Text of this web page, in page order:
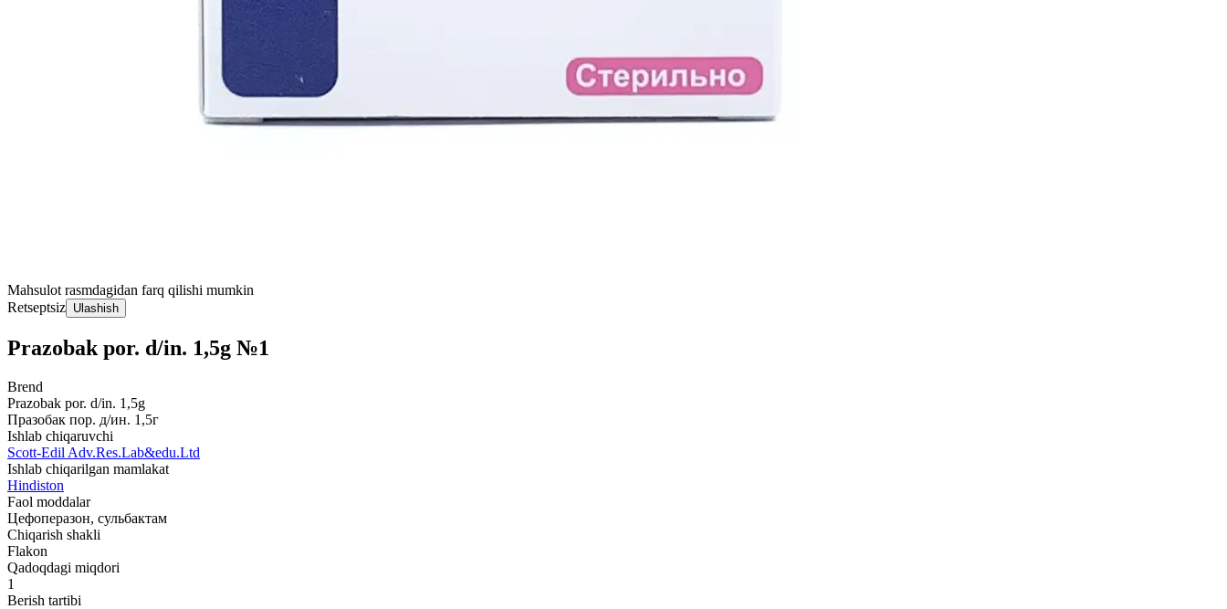
Mahsulot rasmdagidan farq qilishi mumkin
Retseptsiz Ulashish
Prazobak por. d/in. 1,5g №1
Brend
Prazobak por. d/in. 1,5g
Празобак пор. д/ин. 1,5г
Ishlab chiqaruvchi
Scott-Edil Adv.Res.Lab&edu.Ltd
Ishlab chiqarilgan mamlakat
Hindiston
Faol moddalar
Цефоперазон, сульбактам
Chiqarish shakli
Flakon
Qadoqdagi miqdori
1
Berish tartibi